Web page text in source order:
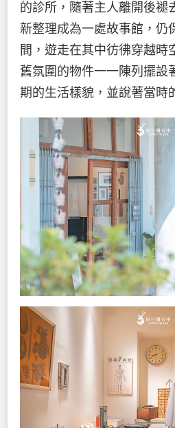
的診所，隨著主人離開後褪
新整理成為一處故事館，仍
間，遊走在其中彷彿穿越時
舊氛圍的物件一一陳列擺設
期的生活樣貌，並說著當時